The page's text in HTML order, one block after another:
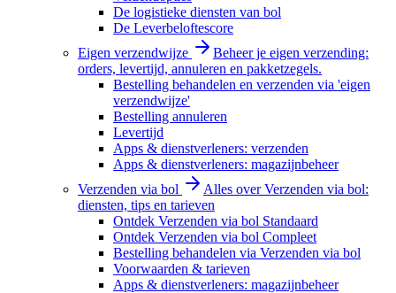
De logistieke diensten van bol
De Leverbeloftescore
Eigen verzendwijze
Beheer je eigen verzending:
orders, levertijd, annuleren en pakketzegels.
Bestelling behandelen en verzenden via 'eigen
verzendwijze'
Bestelling annuleren
Levertijd
Apps & dienstverleners: verzenden
Apps & dienstverleners: magazijnbeheer
Verzenden via bol
Alles over Verzenden via bol:
diensten, tips en tarieven
Ontdek Verzenden via bol Standaard
Ontdek Verzenden via bol Compleet
Bestelling behandelen via Verzenden via bol
Voorwaarden & tarieven
Apps & dienstverleners: magazijnbeheer